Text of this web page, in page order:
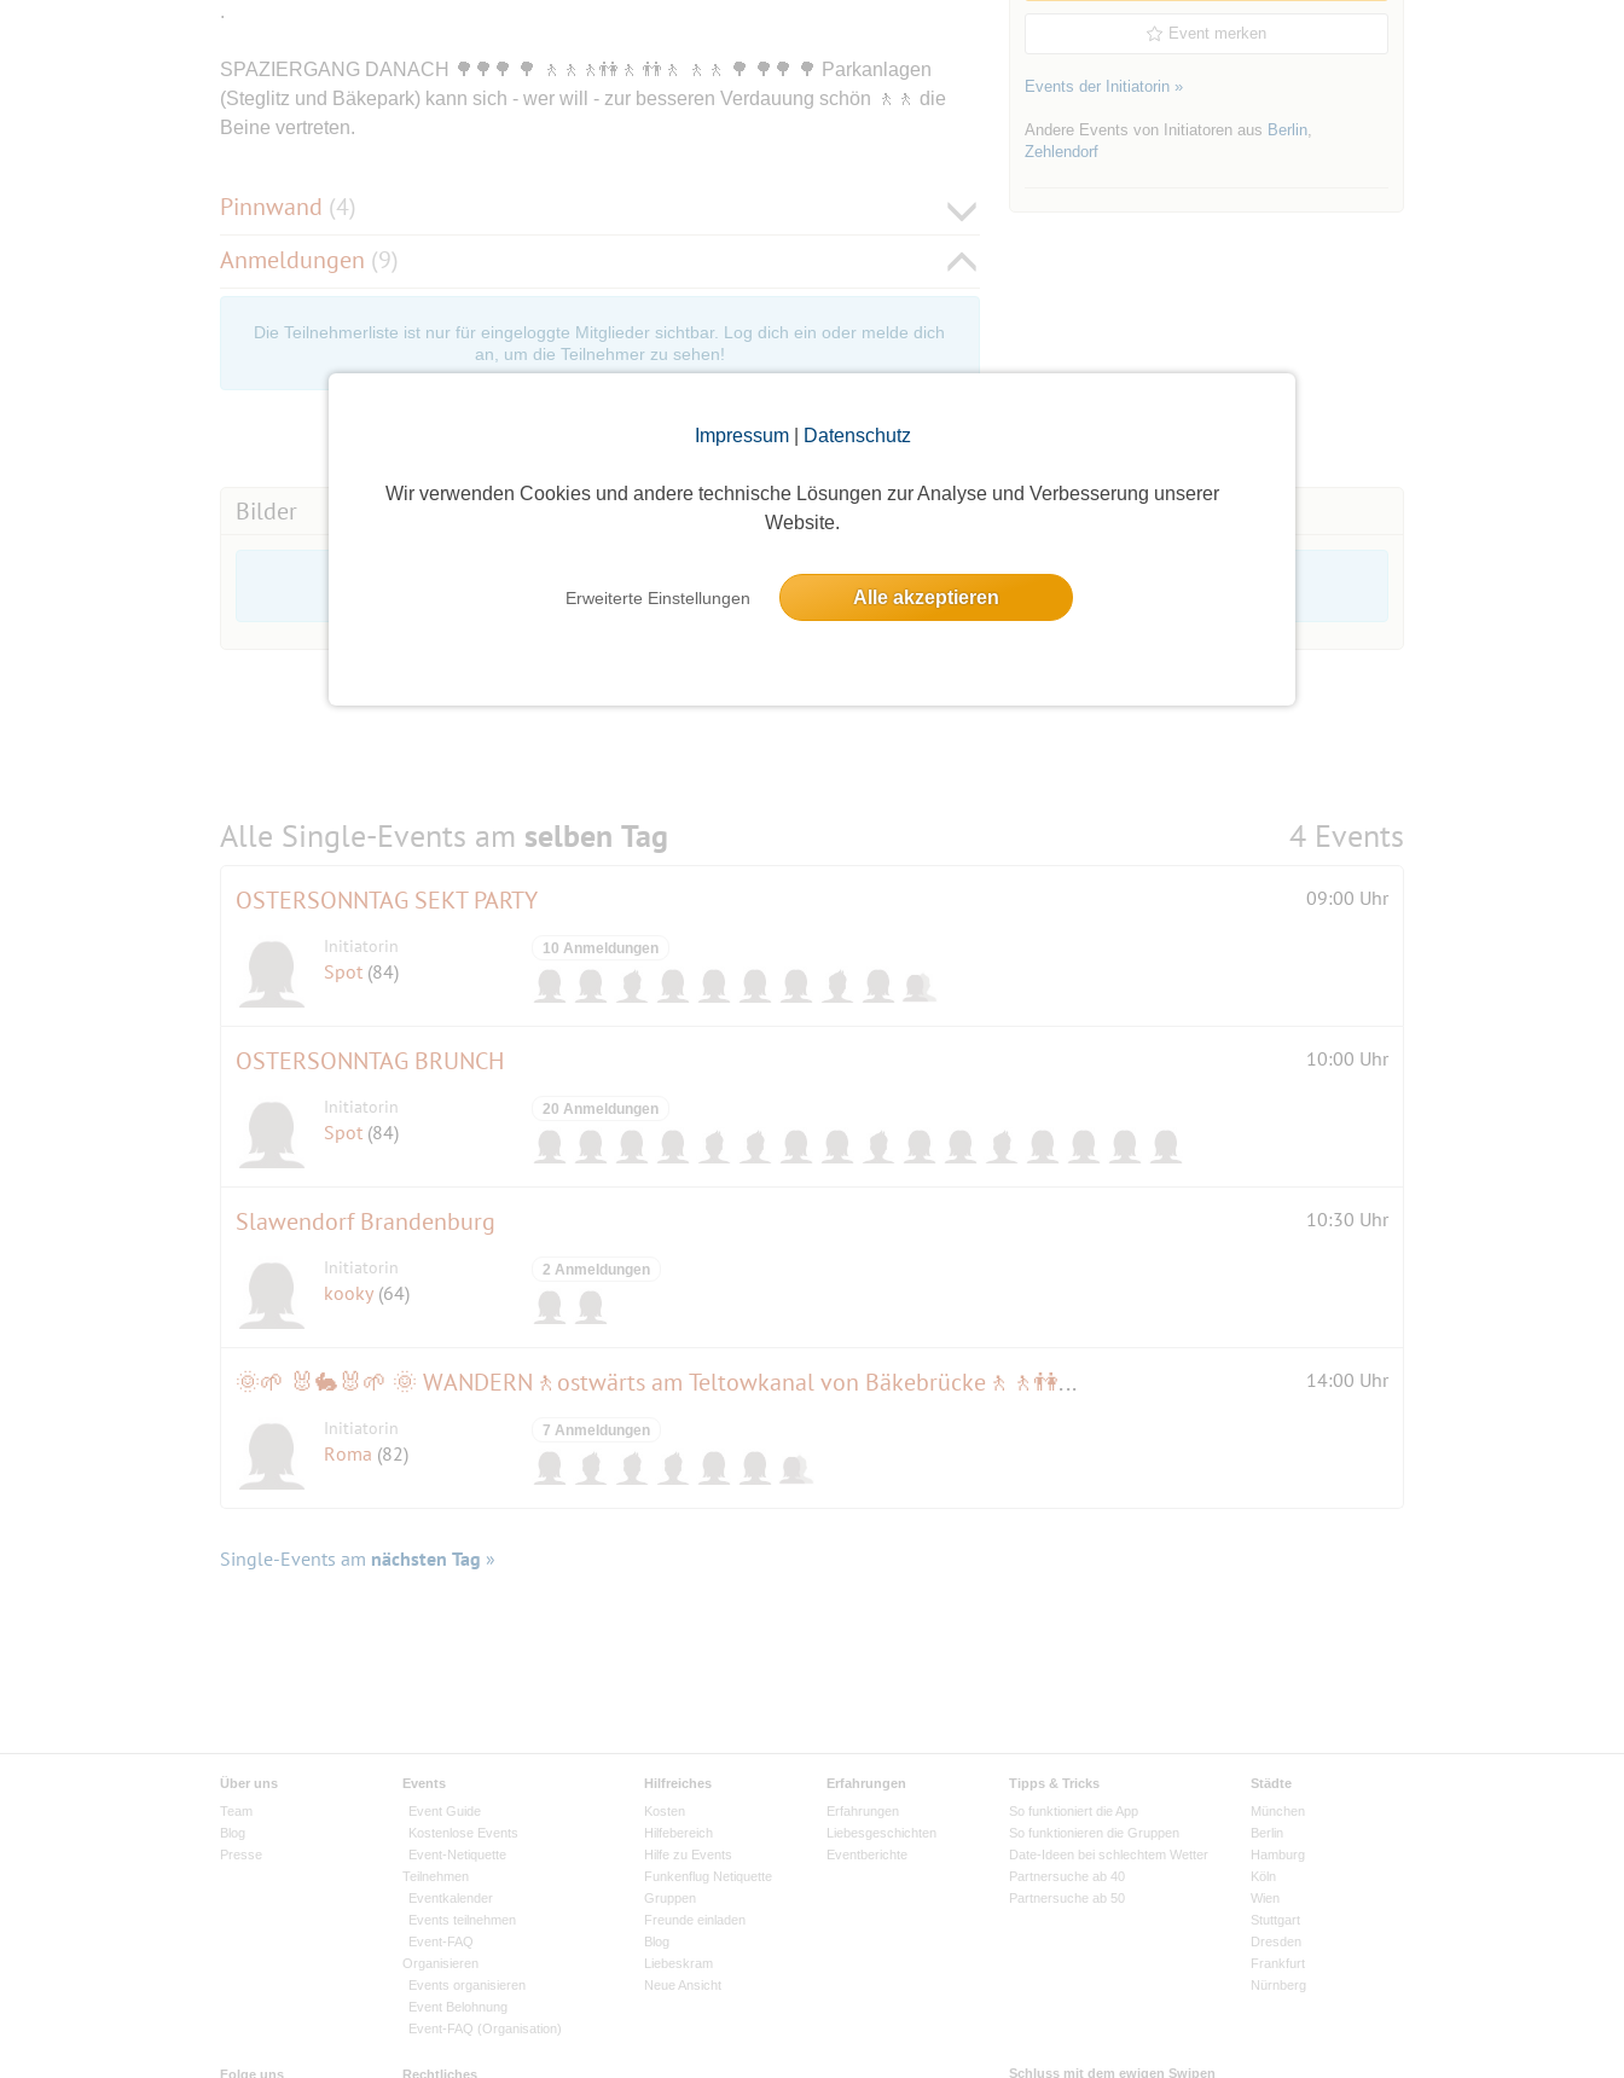
Impressum| Datenschutz
Wir verwenden Cookies und andere technische Lösungen zur Analyse und Verbesserung unserer
Website.
Erweiterte Einstellungen Alle akzeptieren
.
SPAZIERGANG DANACH 🌳🌳🌳 🌳 🚶🚶🚶👫🚶 👬🚶 🚶🚶 🌳 🌳🌳 🌳 Parkanlagen
(Steglitz und Bäkepark) kann sich - wer will - zur besseren Verdauung schön 🚶🚶 die
Beine vertreten.
Pinnwand (4)
Anmeldungen (9)
Die Teilnehmerliste ist nur für eingeloggte Mitglieder sichtbar. Log dich ein oder melde dich
an, um die Teilnehmer zu sehen!
Event merken
Events der Initiatorin »
Andere Events von Initiatoren aus Berlin,
Zehlendorf
Bilder
Die Bildergalerien sind nur für eingeloggte Mitglieder sichtbar.
Alle Single-Events am selben Tag 4 Events
OSTERSONNTAG SEKT PARTY 09:00 Uhr
Initiatorin
Spot (84)
10 Anmeldungen
OSTERSONNTAG BRUNCH 10:00 Uhr
Initiatorin
Spot (84)
20 Anmeldungen
Slawendorf Brandenburg 10:30 Uhr
Initiatorin
kooky (64)
2 Anmeldungen
🌞🌱 🐰🐇🐰🌱 🌞 WANDERN🚶ostwärts am Teltowkanal von Bäkebrücke🚶🚶👫🚶maximal bis Ufa-Gelände 🐇 14:00 Uhr
Initiatorin
Roma (82)
7 Anmeldungen
Single-Events am nächsten Tag »
Über uns
Team
Blog
Presse
Events
Event Guide
Kostenlose Events
Event-Netiquette
Teilnehmen
Eventkalender
Events teilnehmen
Event-FAQ
Organisieren
Events organisieren
Event Belohnung
Event-FAQ (Organisation)
Hilfreiches
Kosten
Hilfebereich
Hilfe zu Events
Funkenflug Netiquette
Gruppen
Freunde einladen
Blog
Liebeskram
Neue Ansicht
Erfahrungen
Erfahrungen
Liebesgeschichten
Eventberichte
Tipps & Tricks
So funktioniert die App
So funktionieren die Gruppen
Date-Ideen bei schlechtem Wetter
Partnersuche ab 40
Partnersuche ab 50
Städte
München
Berlin
Hamburg
Köln
Wien
Stuttgart
Dresden
Frankfurt
Nürnberg
Folge uns Rechtliches Schluss mit dem ewigen Swipen